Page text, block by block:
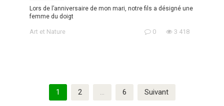
Lors de l’anniversaire de mon mari, notre fils a désigné une
femme du doigt
Art et Nature 0 3 418
1 2 … 6 Suivant